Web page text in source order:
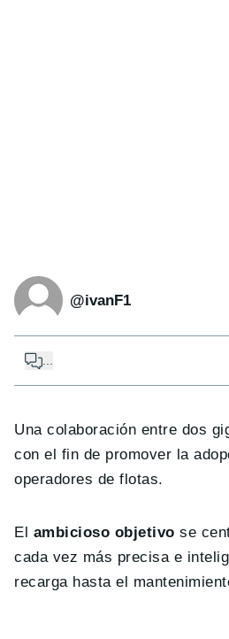
@ivanF1
Una colaboración entre dos
con el fin de promover la
operadores de flotas.
El ambicioso objetivo se
cada vez más precisa e
recarga hasta el